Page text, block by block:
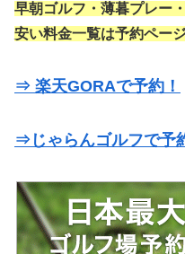
早朝ゴルフ・薄暮プレー
安い料金一覧は予約ペー
⇒ 楽天GORAで予約！
⇒じゃらんゴルフで予